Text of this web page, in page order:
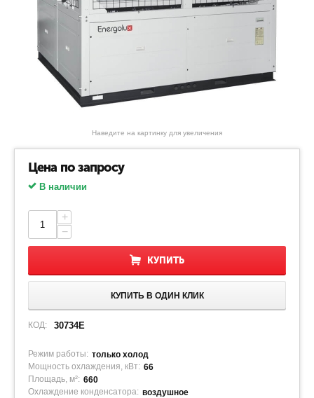
Наведите на картинку для увеличения
Цена по запросу
В наличии
+
−
КУПИТЬ
КУПИТЬ В ОДИН КЛИК
КОД: 30734E
Режим работы: только холод
Мощность охлаждения, кВт: 66
Площадь, м²: 660
Охлаждение конденсатора: воздушное